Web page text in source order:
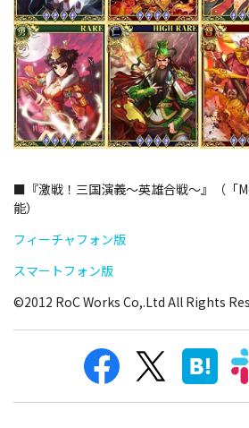
■『激戦！三国演義～英雄合戦～』（「
能）
フィーチャフォン版
スマートフォン版
©2012 RoC Works Co,.Ltd All Rights